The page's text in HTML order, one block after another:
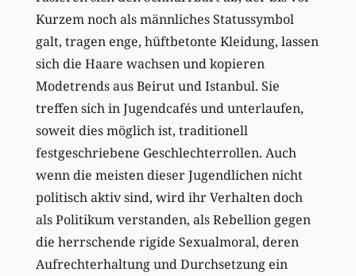
Kurzem noch als männliches Statussymbol
galt, tragen enge, hüftbetonte Kleidung, lassen
sich die Haare wachsen und kopieren
Modetrends aus Beirut und Istanbul. Sie
treffen sich in Jugendcafés und unterlaufen,
soweit dies möglich ist, traditionell
festgeschriebene Geschlechterrollen. Auch
wenn die meisten dieser Jugendlichen nicht
politisch aktiv sind, wird ihr Verhalten doch
als Politikum verstanden, als Rebellion gegen
die herrschende rigide Sexualmoral, deren
Aufrechterhaltung und Durchsetzung ein